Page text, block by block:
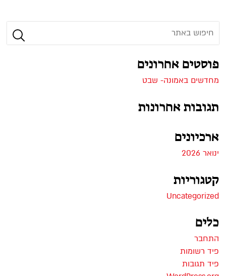
חיפוש
פוסטים אחרונים
מחדשים באמונה- שבט
תגובות אחרונות
ארכיונים
ינואר 2026
קטגוריות
Uncategorized
כלים
התחבר
פיד רשומות
פיד תגובות